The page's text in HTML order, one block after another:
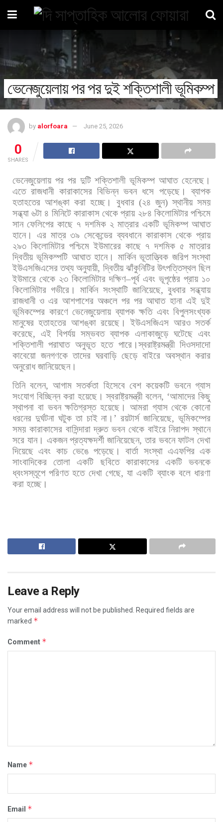
ভেনেজুয়েলায় পর পর দুই শক্তিশালী ভূমিকম্প
by alorfoara June 25, 2026
0
SHARES
ভেনেজুয়েলায় পর পর দুটি শক্তিশালী ভূমিকম্প আঘাত হেনেছে।
এতে রাজধানী কারাকাসের বিভিন্ন ভবন ধসে পড়েছে।
ব্যাপক
হতাহতের আশঙ্কা করা হচ্ছে। বুধবার(২৪ জুন)স্থানীয় সময়
সন্ধ্যা ৬টা ৪ মিনিটে কারাকাস থেকে প্রায় ২৮৪ কিলোমিটার পশ্চিমে
সান ফেলিপের কাছে ৭ দশমিক ২ মাত্রার একটি ভূমিকম্প আঘাত
হানে।
এর মাত্র ৩৯ সেকেন্ডের ব্যবধানে কারাকাস থেকে প্রায়
২৯৩ কিলোমিটার পশ্চিমে ইউমারের কাছে ৭ দশমিক ৫ মাত্রার
দ্বিতীয় ভূমিকম্পটি আঘাত হানে। মার্কিন ভূতাত্ত্বিক জরিপ সংস্থা
ইউএসজিএসের তথ্য অনুযায়ী, দ্বিতীয় ঝাঁকুনিটির উৎপত্তিস্থল ছিল
ইউমারে থেকে ২৩ কিলোমিটার দক্ষিণ–পূর্ব এবং ভূপৃষ্ঠের প্রায় ১০
কিলোমিটার গভীরে। মার্কিন সংস্থাটি জানিয়েছে, বুধবার সন্ধ্যায়
রাজধানী ও এর আশপাশের অঞ্চলে পর পর আঘাত হানা এই দুই
ভূমিকম্পের কারণে ভেনেজুয়েলায় ব্যাপক ক্ষতি এবং বিপুলসংখ্যক
মানুষের হতাহতের আশঙ্কা রয়েছে। ইউএসজিএস আরও সতর্ক
করেছে, এই বিপর্যয় সম্ভবত ব্যাপক এলাকাজুড়ে ঘটেছে এবং
শক্তিশালী পরাঘাত অনুভূত হতে পারে।স্বরাষ্ট্রমন্ত্রী দিওসদাদো
কাবেয়ো জনগণকে তাদের ঘরবাড়ি ছেড়ে বাইরে অবস্থান করার
অনুরোধ জানিয়েছেন।
তিনি বলেন,আগাম সতর্কতা হিসেবে বেশ কয়েকটি ভবনে গ্যাস
সংযোগ বিচ্ছিন্ন করা হয়েছে। স্বরাষ্ট্রমন্ত্রী বলেন, ‘আমাদের কিছু
স্থাপনা বা ভবন ক্ষতিগ্রস্ত হয়েছে। আমরা গ্যাস থেকে কোনো
ধরনের দুর্ঘটনা ঘটুক তা চাই না। ’রয়টার্স জানিয়েছে, ভূমিকম্পের
সময় কারাকাসের বাসিন্দারা দ্রুত ভবন থেকে বাইরে নিরাপদ স্থানে
সরে যান। একজন প্রত্যক্ষদর্শী জানিয়েছেন,তার ভবনে ফাটল দেখা
দিয়েছে এবং কাচ ভেঙে পড়েছে। বার্তা সংস্থা এএফপির এক
সাংবাদিকের
তোলা একটি ছবিতে কারাকাসের একটি
ভবনকে
ধ্বংসস্তূপে পরিণত হতে দেখা গেছে,যা একটি ব্যাংক বলে ধারণা
করা হচ্ছে।
Leave a Reply
Your email address will not be published.
Required fields are
marked *
Comment *
Name *
Email *